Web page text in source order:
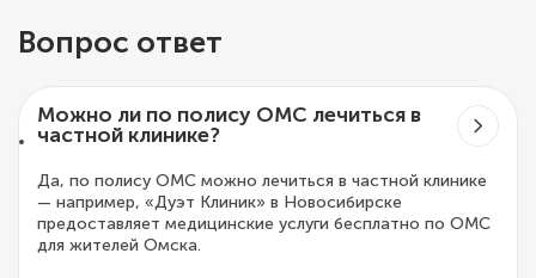
Вопрос ответ
Можно ли по полису ОМС лечиться в
частной клинике?
Да, по полису ОМС можно лечиться в частной клинике
— например, «Дуэт Клиник» в Новосибирске
предоставляет медицинские услуги бесплатно по ОМС
для жителей Омска.